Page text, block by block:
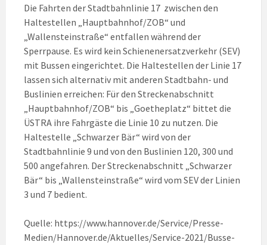
Die Fahrten der Stadtbahnlinie 17 zwischen den
Haltestellen „Hauptbahnhof/ZOB“ und
„Wallensteinstraße“ entfallen während der
Sperrpause. Es wird kein Schienenersatzverkehr (SEV)
mit Bussen eingerichtet. Die Haltestellen der Linie 17
lassen sich alternativ mit anderen Stadtbahn- und
Buslinien erreichen: Für den Streckenabschnitt
„Hauptbahnhof/ZOB“ bis „Goetheplatz“ bittet die
ÜSTRA ihre Fahrgäste die Linie 10 zu nutzen. Die
Haltestelle „Schwarzer Bär“ wird von der
Stadtbahnlinie 9 und von den Buslinien 120, 300 und
500 angefahren. Der Streckenabschnitt „Schwarzer
Bär“ bis „Wallensteinstraße“ wird vom SEV der Linien
3 und 7 bedient.
Quelle: https://www.hannover.de/Service/Presse-
Medien/Hannover.de/Aktuelles/Service-2021/Busse-